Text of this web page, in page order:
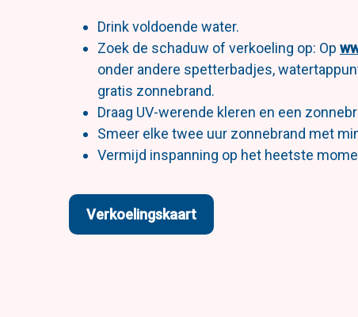
Drink voldoende water.
Zoek de schaduw of verkoeling op: Op
onder andere spetterbadjes,
gratis zonnebrand.
Draag UV-werende kleren en een
Smeer elke twee uur zonnebrand met
Vermijd inspanning op het heetste
Verkoelingskaart